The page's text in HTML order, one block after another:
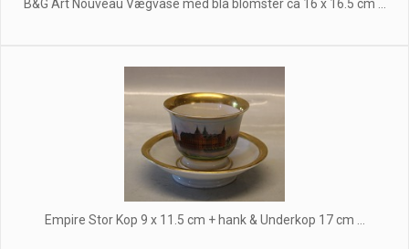
B&G Art Nouveau Vægvase med blå blomster ca 16 x 16.5 cm ...
Empire Stor Kop 9 x 11.5 cm + hank & Underkop 17 cm ...